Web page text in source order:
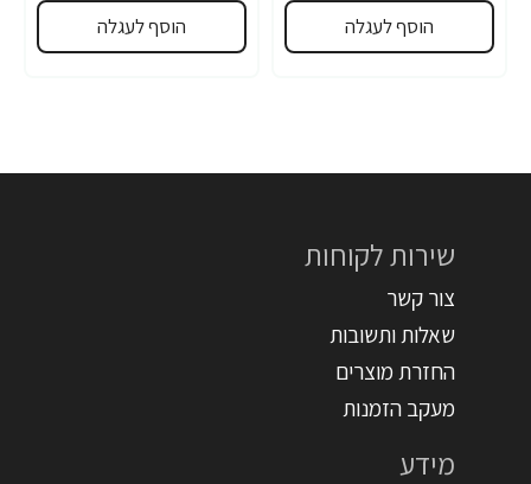
הוסף לעגלה הוסף לעגלה
שירות לקוחות
צור קשר
שאלות ותשובות
החזרת מוצרים
מעקב הזמנות
מידע